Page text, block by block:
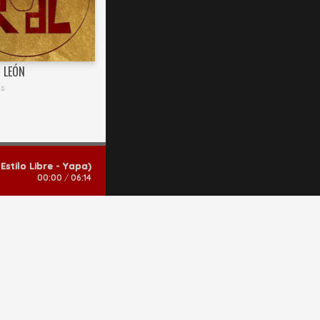
Libre - Yapa)
00:00 / 06:14